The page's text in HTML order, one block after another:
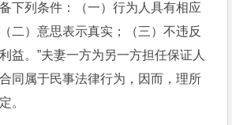
下列条件：（一）行为人具有相应
二）意思表示真实；（三）不违反
益。”夫妻一方为另一方担任保证人
同属于民事法律行为，因而，理所
。